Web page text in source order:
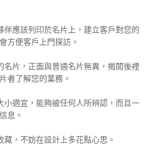
伴應該列印於名片上，建立客戶對您的
方便客戶上門探訪。
名片，正面與普通名片無異，揭開後裡
者了解您的業務。
小適宜，能夠被任何人所辨認，而且一
息。
，不妨在設計上多花點心思。